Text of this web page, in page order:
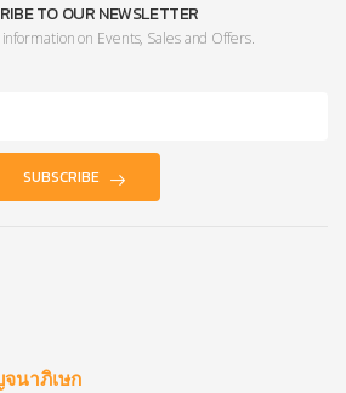
TO OUR NEWSLETTER
on Events, Sales and Offers.
SUBSCRIBE
นาภิเษก